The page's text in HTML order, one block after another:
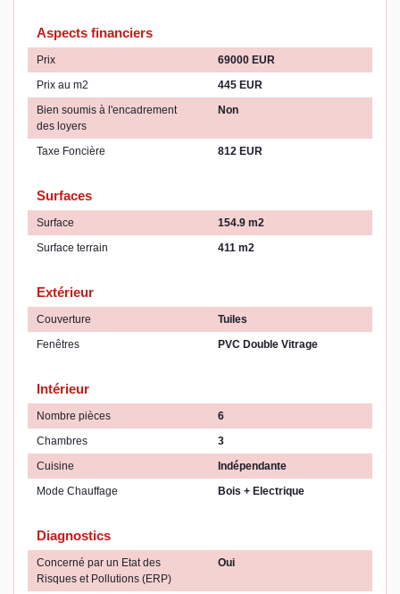
Aspects financiers
Prix
69000 EUR
Prix au m2
445 EUR
Bien soumis à l'encadrement
des loyers
Non
Taxe Foncière 812 EUR
Surfaces
Surface
154.9 m2
Surface terrain
411 m2
Extérieur
Couverture
Tuiles
Fenêtres
PVC Double Vitrage
Intérieur
Nombre pièces
6
Chambres
3
Cuisine
Indépendante
Mode Chauffage
Bois + Electrique
Diagnostics
Concerné par un Etat des
Risques et Pollutions (ERP)
Oui